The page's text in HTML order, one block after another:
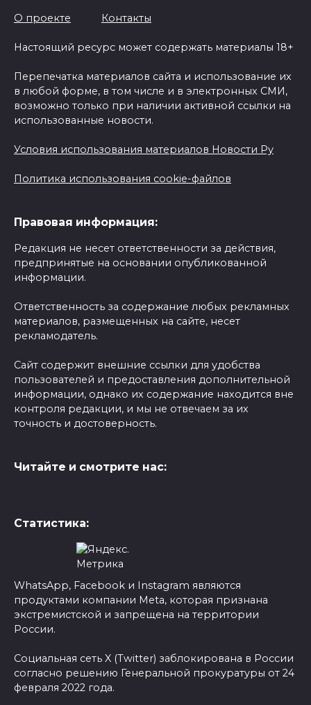
О проекте Контакты
Настоящий ресурс может содержать материалы 18+
Перепечатка материалов сайта и использование их
в любой форме, в том числе и в электронных СМИ,
возможно только при наличии активной ссылки на
использованные новости.
Условия использования материалов Новости Ру
Политика использования cookie-файлов
Правовая информация:
Редакция не несет ответственности за действия,
предпринятые на основании опубликованной
информации.
Ответственность за содержание любых рекламных
материалов, размещенных на сайте, несет
рекламодатель.
Сайт содержит внешние ссылки для удобства
пользователей и предоставления дополнительной
информации, однако их содержание находится вне
контроля редакции, и мы не отвечаем за их
точность и достоверность.
Читайте и смотрите нас:
Статистика:
WhatsApp, Facebook и Instagram являются
продуктами компании Meta, которая признана
экстремистской и запрещена на территории
России.
Социальная сеть X (Twitter) заблокирована в России
согласно решению Генеральной прокуратуры от 24
февраля 2022 года.